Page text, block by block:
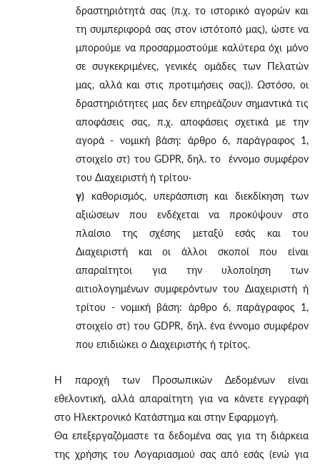
δραστηριότητά σας (π.χ. το ιστορικό αγορών και
τη συμπεριφορά σας στον ιστότοπό μας), ώστε να
μπορούμε να προσαρμοστούμε καλύτερα όχι μόνο
σε συγκεκριμένες, γενικές ομάδες των Πελατών
μας, αλλά και στις προτιμήσεις σας)). Ωστόσο, οι
δραστηριότητες μας δεν επηρεάζουν σημαντικά τις
αποφάσεις σας, π.χ. αποφάσεις σχετικά με την
αγορά - νομική βάση: άρθρο 6, παράγραφος 1,
στοιχείο στ) του GDPR, δηλ. το έννομο συμφέρον
του Διαχειριστή ή τρίτου·
γ) καθορισμός, υπεράσπιση και διεκδίκηση των
αξιώσεων που ενδέχεται να προκύψουν στο
πλαίσιο της σχέσης μεταξύ εσάς και του
Διαχειριστή και οι άλλοι σκοποί που είναι
απαραίτητοι για την υλοποίηση των
αιτιολογημένων συμφερόντων του Διαχειριστή ή
τρίτου - νομική βάση: άρθρο 6, παράγραφος 1,
στοιχείο στ) του GDPR, δηλ. ένα έννομο συμφέρον
που επιδιώκει ο Διαχειριστής ή τρίτος.
Η παροχή των Προσωπικών Δεδομένων είναι
εθελοντική, αλλά απαραίτητη για να κάνετε εγγραφή
στο Ηλεκτρονικό Κατάστημα και στην Εφαρμογή.
Θα επεξεργαζόμαστε τα δεδομένα σας για τη διάρκεια
της χρήσης του Λογαριασμού σας από εσάς (ενώ για